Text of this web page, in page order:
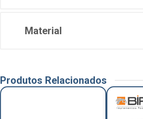
Material
Produtos Relacionados